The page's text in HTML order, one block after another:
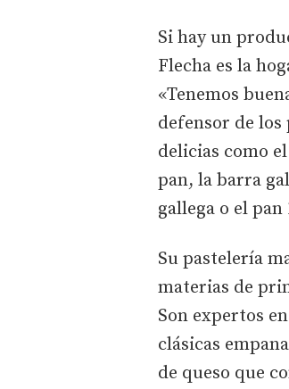
Si hay un
Flecha es la
«Tenemos
defensor de
delicias como
pan, la barra
gallega o el pan
Su pastelería
materias de
Son expertos
clásicas
de queso que